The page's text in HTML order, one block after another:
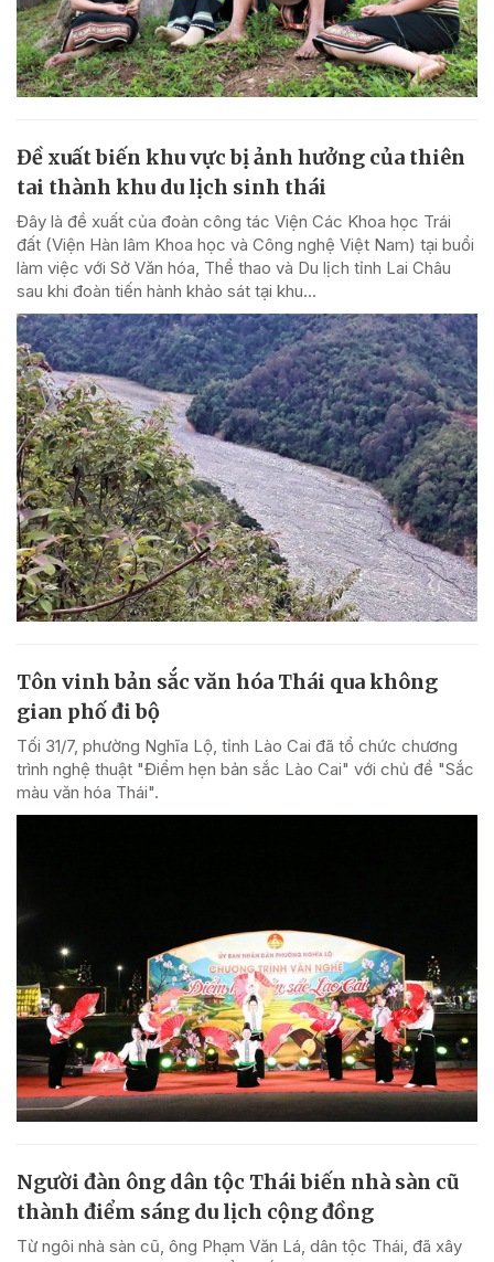
Đề xuất biến khu vực bị ảnh hưởng của thiên
tai thành khu du lịch sinh thái
Đây là đề xuất của đoàn công tác Viện Các Khoa học Trái
đất (Viện Hàn lâm Khoa học và Công nghệ Việt Nam) tại buổi
làm việc với Sở Văn hóa, Thể thao và Du lịch tỉnh Lai Châu
sau khi đoàn tiến hành khảo sát tại khu...
Tôn vinh bản sắc văn hóa Thái qua không
gian phố đi bộ
Tối 31/7, phường Nghĩa Lộ, tỉnh Lào Cai đã tổ chức chương
trình nghệ thuật "Điểm hẹn bản sắc Lào Cai" với chủ đề "Sắc
màu văn hóa Thái".
Người đàn ông dân tộc Thái biến nhà sàn cũ
thành điểm sáng du lịch cộng đồng
Từ ngôi nhà sàn cũ, ông Phạm Văn Lá, dân tộc Thái, đã xây